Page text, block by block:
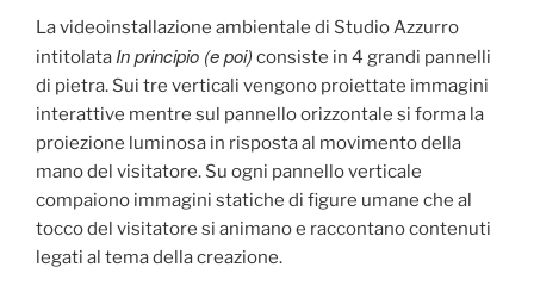
La videoinstallazione ambientale di Studio Azzurro
intitolata In principio (e poi) consiste in 4 grandi pannelli
di pietra. Sui tre verticali vengono proiettate immagini
interattive mentre sul pannello orizzontale si forma la
proiezione luminosa in risposta al movimento della
mano del visitatore. Su ogni pannello verticale
compaiono immagini statiche di figure umane che al
tocco del visitatore si animano e raccontano contenuti
legati al tema della creazione.